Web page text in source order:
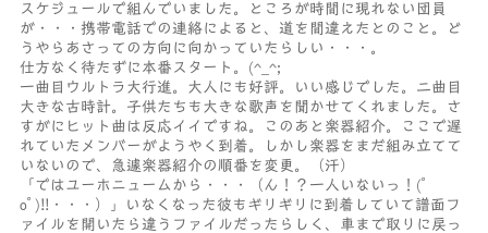
スケジュールで組んでいました。ところが時間に現れない団員
が・・・携帯電話での連絡によると、道を間違えたとのこと。ど
うやらあさっての方向に向かっていたらしい・・・。
仕方なく待たずに本番スタート。(^_^;
一曲目ウルトラ大行進。大人にも好評。いい感じでした。二曲目
大きな古時計。子供たちも大きな歌声を聞かせてくれました。さ
すがにヒット曲は反応イイですね。このあと楽器紹介。ここで遅
れていたメンバーがようやく到着。しかし楽器をまだ組み立てて
いないので、急遽楽器紹介の順番を変更。（汗）
「ではユーホニュームから・・・（ん！？一人いないっ！(ﾟ
oﾟ)!!・・・）」いなくなった彼もギリギリに到着していて譜面フ
ァイルを開いたら違うファイルだったらしく、車まで取りに戻っ